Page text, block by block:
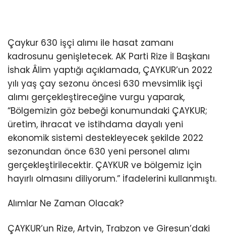
Çaykur 630 işçi alımı ile hasat zamanı
kadrosunu genişletecek. AK Parti Rize İl Başkanı
İshak Âlim yaptığı açıklamada, ÇAYKUR’un 2022
yılı yaş çay sezonu öncesi 630 mevsimlik işçi
alımı gerçekleştireceğine vurgu yaparak,
“Bölgemizin göz bebeği konumundaki ÇAYKUR;
üretim, ihracat ve istihdama dayalı yeni
ekonomik sistemi destekleyecek şekilde 2022
sezonundan önce 630 yeni personel alımı
gerçekleştirilecektir. ÇAYKUR ve bölgemiz için
hayırlı olmasını diliyorum.” İfadelerini kullanmıştı.
Alımlar Ne Zaman Olacak?
ÇAYKUR’un Rize, Artvin, Trabzon ve Giresun’daki